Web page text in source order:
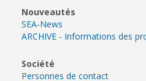
Nouveautés
SEA-News
ARCHIVE - Informations des
Société
Personnes de contact